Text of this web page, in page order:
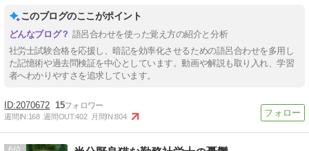
このブログのここがポイント
語呂合わせを使った覚え方の紹介と分析
社労士試験合格を応援し、暗記を効率化させるための語呂合わせを多用し
た記憶術や過去問検証を中心としています。動画や解説も取り入れ、学習
者へわかりやすさを追求しています。
2070672 15
週間IN:168 週間OUT:402 月間IN:804